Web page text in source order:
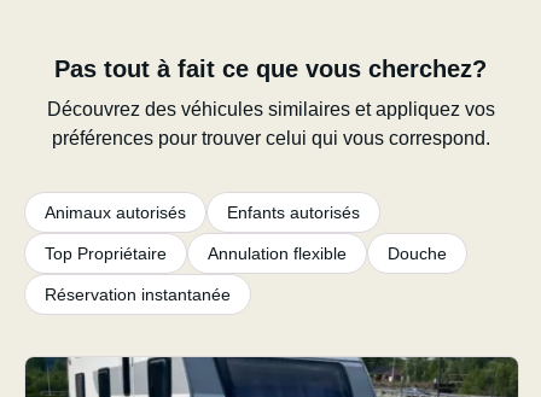
Pas tout à fait ce que vous cherchez?
Découvrez des véhicules similaires et appliquez vos
préférences pour trouver celui qui vous correspond.
Animaux autorisés Enfants autorisés
Top Propriétaire Annulation flexible Douche
Réservation instantanée